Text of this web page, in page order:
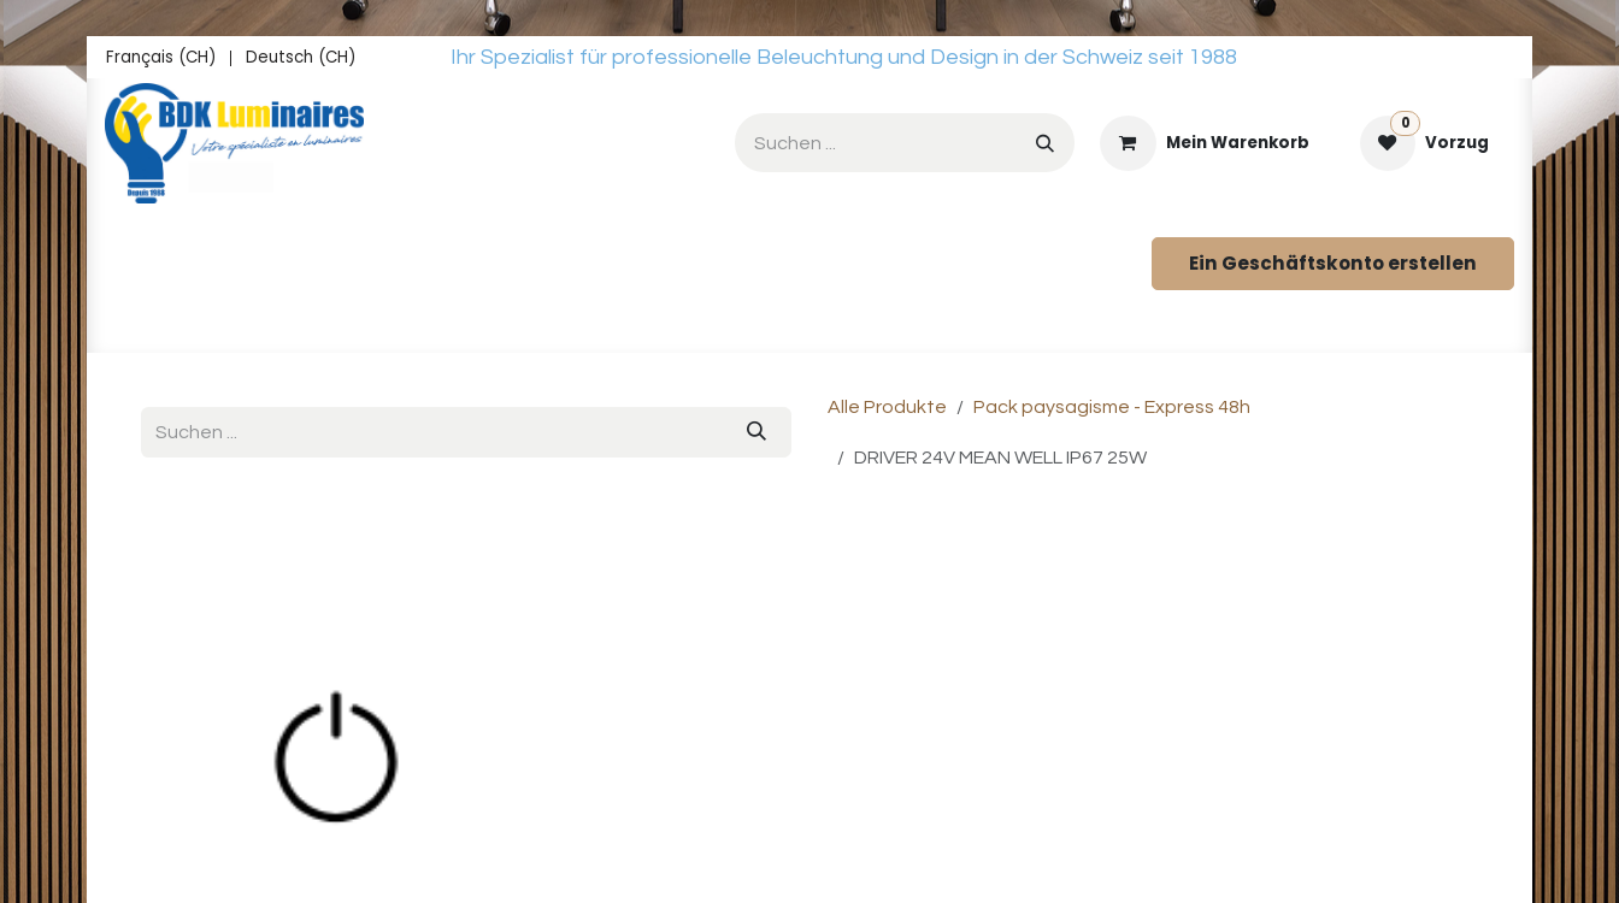
Zum Inhalt springen
Français (CH) Deutsch (CH) Ihr Spezialist für professionelle Beleuchtung und Design in der Schweiz seit 1988
Mein Warenkorb
0
Vorzug
Katalog
Ein Geschäftskonto erstellen
Alle Produkte Pack paysagisme - Express 48h
DRIVER 24V MEAN WELL IP67 25W